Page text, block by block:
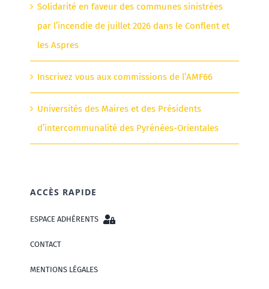
Solidarité en faveur des communes sinistrées
par l’incendie de juillet 2026 dans le Conflent et
les Aspres
Inscrivez vous aux commissions de l’AMF66
Universités des Maires et des Présidents
d’intercommunalité des Pyrénées-Orientales
ACCÈS RAPIDE
ESPACE ADHÉRENTS
CONTACT
MENTIONS LÉGALES